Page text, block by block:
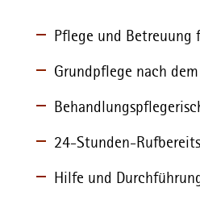
Pflege und
Grundpflege nach
24-Stunden-
Hilfe und